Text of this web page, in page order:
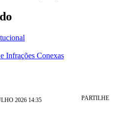
Infrações Conexas
2026 14:35 PARTILHE